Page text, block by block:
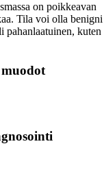
on poikkeavan
Tila voi olla benigni
kuten